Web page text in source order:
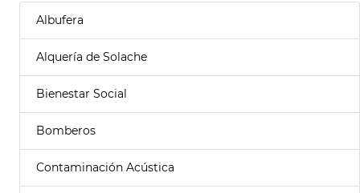
Albufera
Alquería de Solache
Bienestar Social
Bomberos
Contaminación Acústica